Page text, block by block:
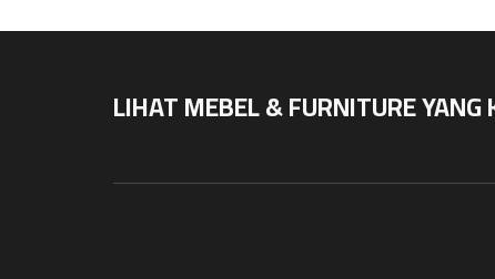
LIHAT MEBEL & FURNITURE YANG